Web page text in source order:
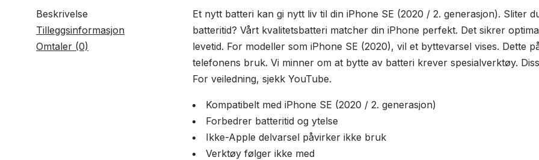
Beskrivelse
Tilleggsinformasjon
Omtaler (0)
Et nytt batteri kan gi nytt liv til din iPhone SE (2020 / 2. generasjon). Sliter
batteritid? Vårt kvalitetsbatteri matcher din iPhone perfekt. Det sikrer
levetid. For modeller som iPhone SE (2020), vil et byttevarsel vises. Dette
telefonens bruk. Vi minner om at bytte av batteri krever spesialverktøy.
For veiledning, sjekk YouTube.
Kompatibelt med iPhone SE (2020 / 2. generasjon)
Forbedrer batteritid og ytelse
Ikke-Apple delvarsel påvirker ikke bruk
Verktøy følger ikke med